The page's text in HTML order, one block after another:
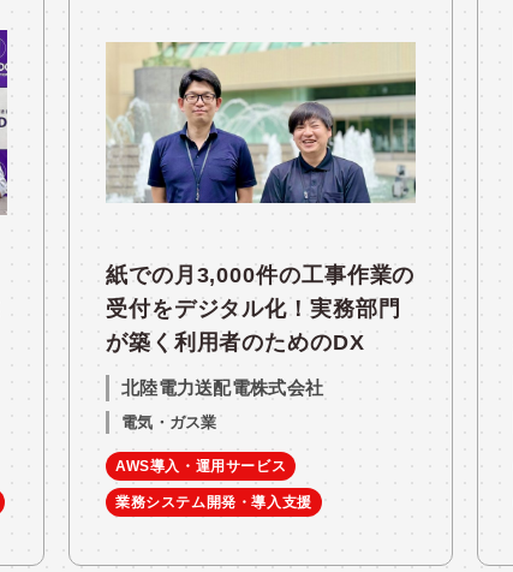
紙での月3,000件の工事作業の
受付をデジタル化！実務部門
が築く利用者のためのDX
北陸電力送配電株式会社
電気・ガス業
AWS導入・運用サービス
業務システム開発・導入支援